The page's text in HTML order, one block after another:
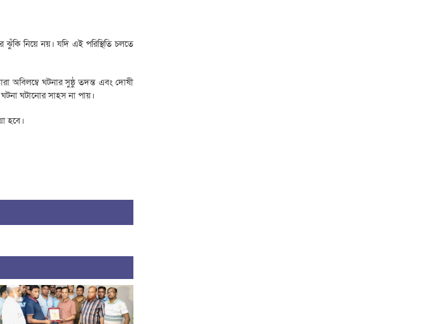
নিয়ে নয়। যদি এই পরিস্থিতি চলতে
অবিলম্বে ঘটনার সুষ্ঠু তদন্ত এবং দোষী
ঘটানোর সাহস না পায়।
হবে।